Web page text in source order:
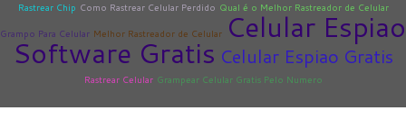
Rastrear Chip Como Rastrear Celular Perdido Qual é o Melhor Rastreador de Celular
Grampo Para Celular Melhor Rastreador de Celular Celular Espiao
Software Gratis Celular Espiao Gratis
Rastrear Celular Grampear Celular Gratis Pelo Numero